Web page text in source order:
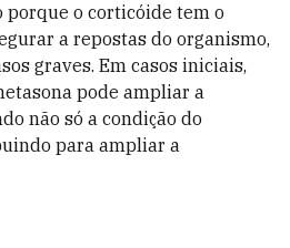
porque o corticóide tem o
a repostas do organismo,
graves. Em casos iniciais,
pode ampliar a
não só a condição do
para ampliar a